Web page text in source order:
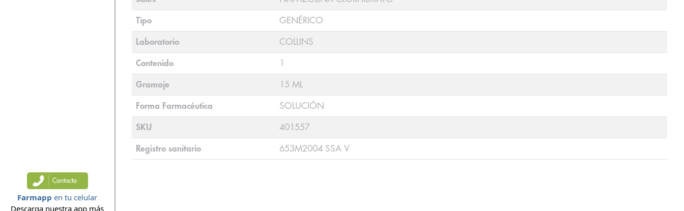
Farmapp en tu celular
Descarga nuestra app más
Tipo GENÉRICO
Laboratorio COLLINS
Contenido 1
Gramaje 15 ML
Forma Farmacéutica SOLUCIÓN
SKU 401557
Registro sanitario 653M2004 SSA V